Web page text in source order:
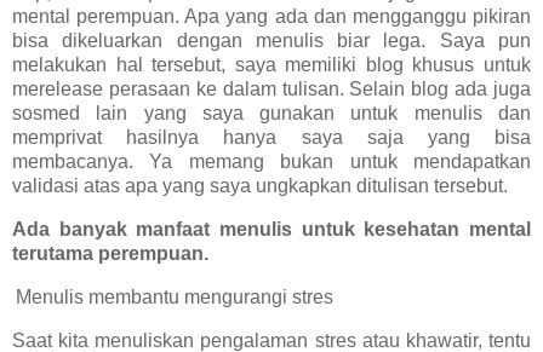
mental perempuan. Apa yang ada dan mengganggu pikiran
bisa dikeluarkan dengan menulis biar lega. Saya pun
melakukan hal tersebut, saya memiliki blog khusus untuk
merelease perasaan ke dalam tulisan. Selain blog ada juga
sosmed lain yang saya gunakan untuk menulis dan
memprivat hasilnya hanya saya saja yang bisa
membacanya. Ya memang bukan untuk mendapatkan
validasi atas apa yang saya ungkapkan ditulisan tersebut.
Ada banyak manfaat menulis untuk kesehatan mental
terutama perempuan.
Menulis membantu mengurangi stres
Saat kita menuliskan pengalaman stres atau khawatir, tentu